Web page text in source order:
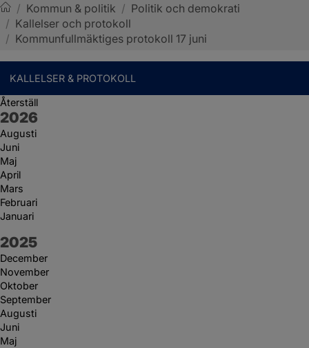
Sotenäs kommun
/ Kommun & politik / Politik och demokrati
/ Kallelser och protokoll
/ Kommunfullmäktiges protokoll 17 juni
KALLELSER & PROTOKOLL
Återställ
År:
2026
Augusti
Juni
Maj
April
Mars
Februari
Januari
År:
2025
December
November
Oktober
September
Augusti
Juni
Maj